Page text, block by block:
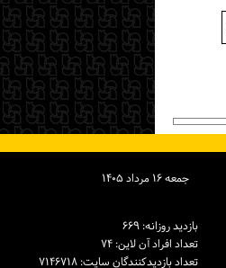
جمعه ۱۶ مرداد ۱۴۰۵
بازدید روزانه: ۶۶۹
تعداد افراد آن لاین: ۷۴
تعداد بازدیدكنندگان سایت: ۷۱۴۶۷۱۸